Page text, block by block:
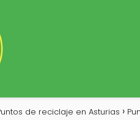
de reciclaje en Asturias